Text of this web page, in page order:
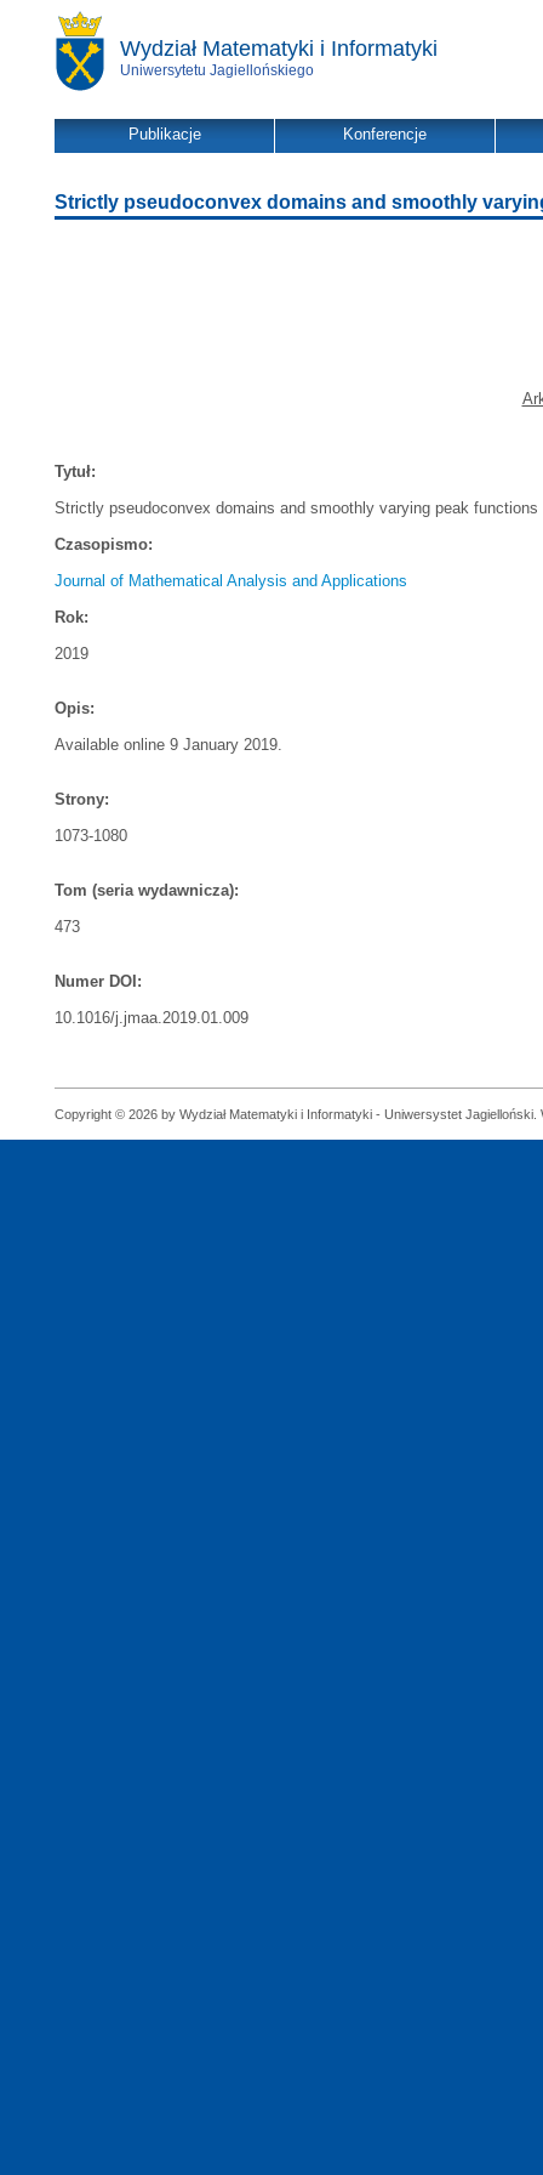
Wydział Matematyki i Informatyki
Uniwersytetu Jagiellońskiego
Publikacje Konferencje
Strictly pseudoconvex domains and smoothly
Tytuł:
Strictly pseudoconvex domains and smoothly varying peak functions
Czasopismo:
Journal of Mathematical Analysis and Applications
Rok:
2019
Opis:
Available online 9 January 2019.
Strony:
1073-1080
Tom (seria wydawnicza):
473
Numer DOI:
10.1016/j.jmaa.2019.01.009
Copyright © 2026 by Wydział Matematyki i Informatyki - Uniwersystet